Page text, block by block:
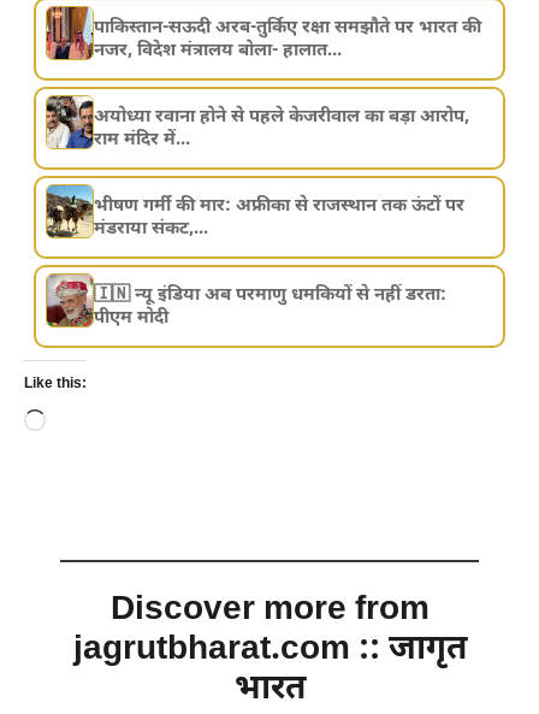
पाकिस्तान-सऊदी अरब-तुर्किए रक्षा समझौते पर भारत की
नजर, विदेश मंत्रालय बोला- हालात...
अयोध्या रवाना होने से पहले केजरीवाल का बड़ा आरोप,
राम मंदिर में...
भीषण गर्मी की मार: अफ्रीका से राजस्थान तक ऊंटों पर
मंडराया संकट,...
🇮🇳 न्यू इंडिया अब परमाणु धमकियों से नहीं डरता:
पीएम मोदी
Like this:
Loading…
Discover more from
jagrutbharat.com :: जागृत
भारत